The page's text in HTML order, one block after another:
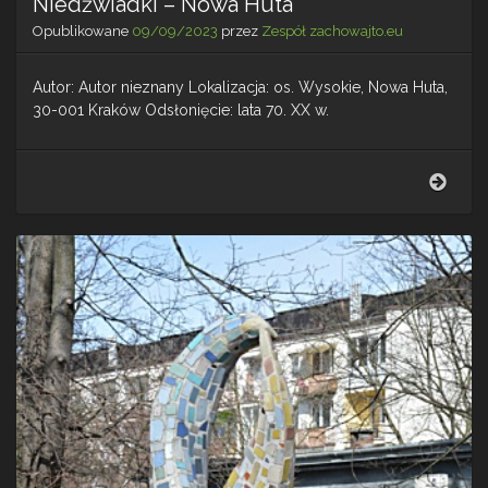
Opublikowane 09/09/2023 przez Zespół zachowajto.eu
Autor: Autor nieznany Lokalizacja: os. Wysokie, Nowa Huta,
30-001 Kraków Odsłonięcie: lata 70. XX w.
Huta